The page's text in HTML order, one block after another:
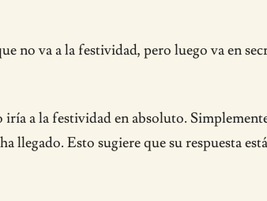
no va a la festividad, pero luego va en
a la festividad en absoluto.
llegado. Esto sugiere que su respuesta